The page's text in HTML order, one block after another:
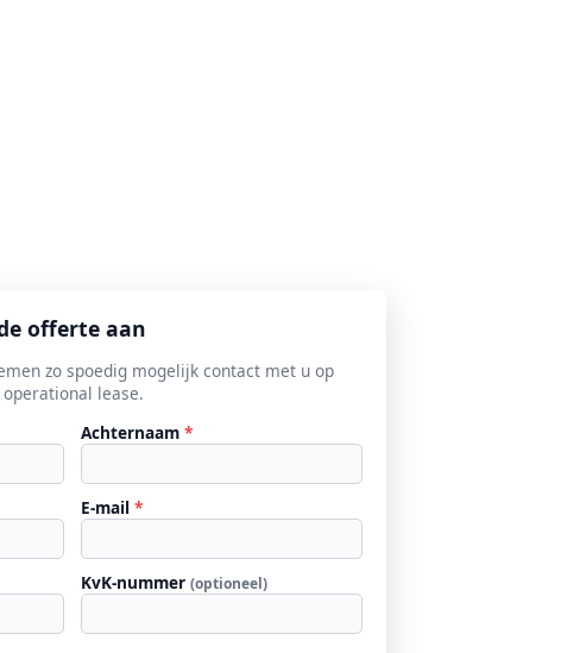
offerte aan
zo spoedig mogelijk contact met u op
lease.
Achternaam *
E-mail *
KvK-nummer (optioneel)